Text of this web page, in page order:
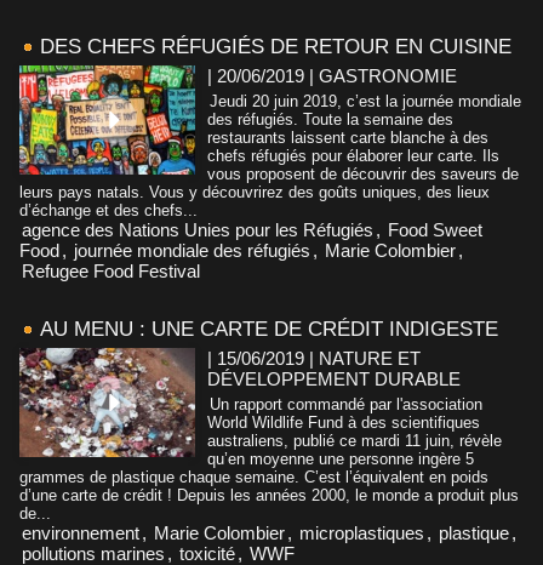
DES CHEFS RÉFUGIÉS DE RETOUR EN CUISINE
| 20/06/2019 | GASTRONOMIE
Jeudi 20 juin 2019, c’est la journée mondiale
des réfugiés. Toute la semaine des
restaurants laissent carte blanche à des
chefs réfugiés pour élaborer leur carte. Ils
vous proposent de découvrir des saveurs de
leurs pays natals. Vous y découvrirez des goûts uniques, des lieux
d’échange et des chefs...
agence des Nations Unies pour les Réfugiés , Food Sweet
Food, journée mondiale des réfugiés , Marie Colombier,
Refugee Food Festival
AU MENU : UNE CARTE DE CRÉDIT INDIGESTE
| 15/06/2019 | NATURE ET
DÉVELOPPEMENT DURABLE
Un rapport commandé par l'association
World Wildlife Fund à des scientifiques
australiens, publié ce mardi 11 juin, révèle
qu’en moyenne une personne ingère 5
grammes de plastique chaque semaine. C’est l’équivalent en poids
d’une carte de crédit ! Depuis les années 2000, le monde a produit plus
de...
environnement, Marie Colombier, microplastiques , plastique,
pollutions marines , toxicité, WWF